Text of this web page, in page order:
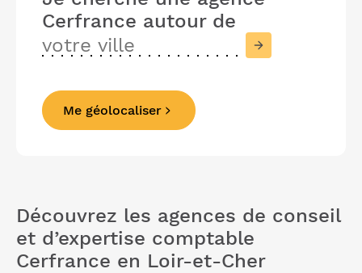
Cerfrance autour de
Me géolocaliser
Découvrez les agences de conseil
et d’expertise comptable
Cerfrance en Loir-et-Cher